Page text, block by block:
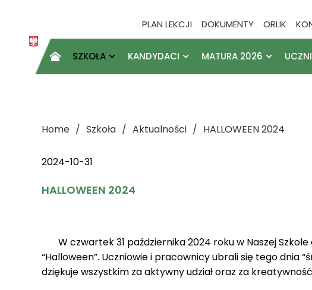
PLAN LEKCJI DOKUMENTY ORLIK
 SZKOŁA KANDYDACI MATURA 2026
Home Szkoła Aktualności HALLOWEEN 2024
2024-10-31
HALLOWEEN 2024
W czwartek 31 października 2024 roku w Naszej
“Halloween”. Uczniowie i pracownicy ubrali się tego dnia
dziękuje wszystkim za aktywny udział oraz za